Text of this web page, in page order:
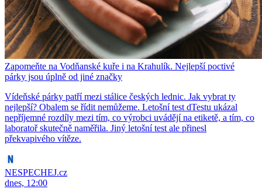
Zapomeňte na Vodňanské kuře i na Krahulík. Nejlepší poctivé
párky jsou úplně od jiné značky
Vídeňské párky patří mezi stálice českých lednic. Jak vybrat ty
nejlepší? Obalem se řídit nemůžeme. Letošní test dTestu ukázal
nepříjemné rozdíly mezi tím, co výrobci uvádějí na etiketě, a tím, co
laboratoř skutečně naměřila. Jiný letošní test ale přinesl
překvapivého vítěze.
NESPECHEJ.cz
dnes, 12:00